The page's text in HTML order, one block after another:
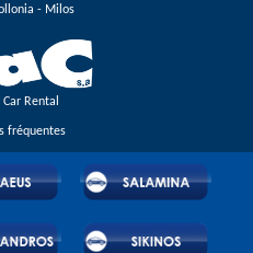
- Milos
Car Rental
fréquentes